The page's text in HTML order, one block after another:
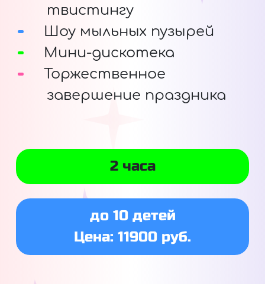
твистингу
Шоу мыльных пузырей
Мини-дискотека
Торжественное
завершение праздника
2 часа
до 10 детей
Цена: 11900 руб.